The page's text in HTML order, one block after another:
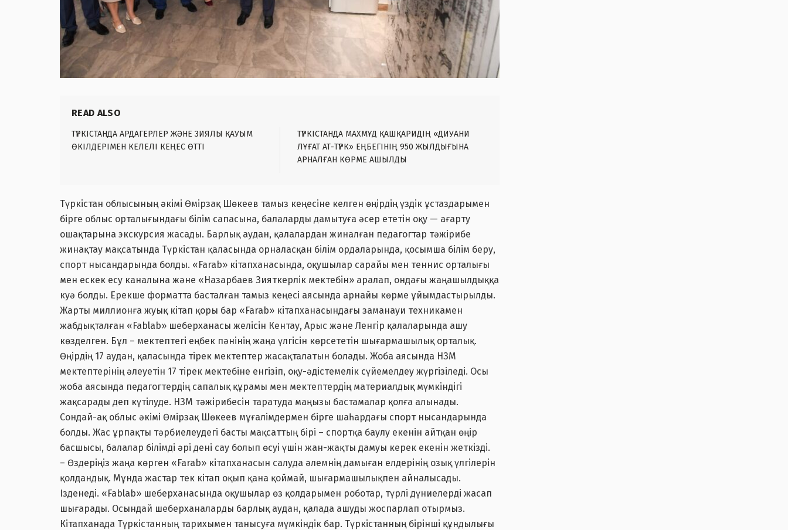
READ ALSO
ТҮРКІСТАНДА АРДАГЕРЛЕР ЖӘНЕ ЗИЯЛЫ ҚАУЫМ
ӨКІЛДЕРІМЕН КЕЛЕЛІ КЕҢЕС ӨТТІ
ТҮРКІСТАНДА МАХМҰД ҚАШҚАРИДІҢ «ДИУАНИ
ЛҰҒАТ АТ-ТҮРК» ЕҢБЕГІНІҢ 950 ЖЫЛДЫҒЫНА
АРНАЛҒАН КӨРМЕ АШЫЛДЫ
Түркістан облысының әкімі Өмірзақ Шөкеев тамыз кеңесіне келген өңірдің үздік ұстаздарымен
бірге облыс орталығындағы білім сапасына, балаларды дамытуға әсер ететін оқу — ағарту
ошақтарына экскурсия жасады. Барлық аудан, қалалардан жиналған педагогтар тәжірибе
жинақтау мақсатында Түркістан қаласында орналасқан білім ордаларында, қосымша білім беру,
спорт нысандарында болды. «Farab» кітапханасында, оқушылар сарайы мен теннис орталығы
мен ескек есу каналына және «Назарбаев Зияткерлік мектебін» аралап, ондағы жаңашылдыққа
куә болды. Ерекше форматта басталған тамыз кеңесі аясында арнайы көрме ұйымдастырылды.
Жарты миллионға жуық кітап қоры бар «Farab» кітапханасындағы заманауи техникамен
жабдықталған «Fablab» шеберханасы желісін Кентау, Арыс және Ленгір қалаларында ашу
көзделген. Бұл – мектептегі еңбек пәнінің жаңа үлгісін көрсететін шығармашылық орталық.
Өңірдің 17 аудан, қаласында тірек мектептер жасақталатын болады. Жоба аясында НЗМ
мектептерінің әлеуетін 17 тірек мектебіне енгізіп, оқу-әдістемелік сүйемелдеу жүргізіледі. Осы
жоба аясында педагогтердің сапалық құрамы мен мектептердің материалдық мүмкіндігі
жақсарады деп күтілуде. НЗМ тәжірибесін таратуда маңызы бастамалар қолға алынады.
Сондай-ақ облыс әкімі Өмірзақ Шөкеев мұғалімдермен бірге шаһардағы спорт нысандарында
болды. Жас ұрпақты тәрбиелеудегі басты мақсаттың бірі – спортқа баулу екенін айтқан өңір
басшысы, балалар білімді әрі дені сау болып өсуі үшін жан-жақты дамуы керек екенін жеткізді.
– Өздеріңіз жаңа көрген «Farab» кітапханасын салуда әлемнің дамыған елдерінің озық үлгілерін
қолдандық. Мұнда жастар тек кітап оқып қана қоймай, шығармашылықпен айналысады.
Ізденеді. «Fablab» шеберханасында оқушылар өз қолдарымен роботар, түрлі дүниелерді жасап
шығарады. Осындай шеберханаларды барлық аудан, қалада ашуды жоспарлап отырмыз.
Кітапханада Түркістанның тарихымен танысуға мүмкіндік бар. Түркістанның бірінші құндылығы